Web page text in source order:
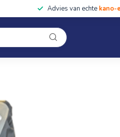
Advies van echte kano-
Uitrusting Accessoires
Onze winkel